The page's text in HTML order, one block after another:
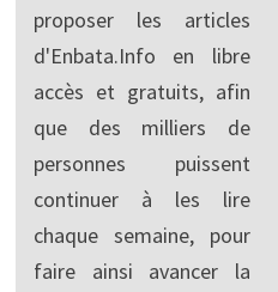
proposer les articles
d'Enbata.Info en libre
accès et gratuits, afin
que des milliers de
personnes puissent
continuer à les lire
chaque semaine, pour
faire ainsi avancer la